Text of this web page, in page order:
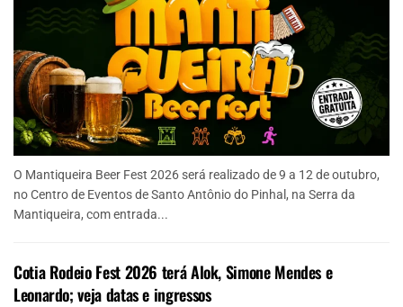
O Mantiqueira Beer Fest 2026 será realizado de 9 a 12 de outubro,
no Centro de Eventos de Santo Antônio do Pinhal, na Serra da
Mantiqueira, com entrada...
Cotia Rodeio Fest 2026 terá Alok, Simone Mendes e
Leonardo; veja datas e ingressos